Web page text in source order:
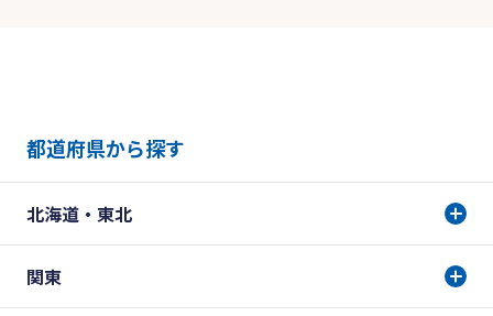
都道府県から探す
北海道・東北
関東